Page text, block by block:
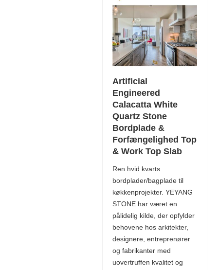
Artificial
Engineered
Calacatta White
Quartz Stone
Bordplade &
Forfængelighed Top
& Work Top Slab
Ren hvid kvarts
bordplader/bagplade til
køkkenprojekter. YEYANG
STONE har været en
pålidelig kilde, der opfylder
behovene hos arkitekter,
designere, entreprenører
og fabrikanter med
uovertruffen kvalitet og